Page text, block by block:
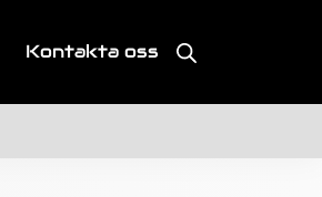
Kontakta oss